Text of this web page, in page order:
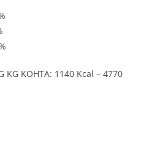
KG KOHTA: 1140 Kcal – 4770